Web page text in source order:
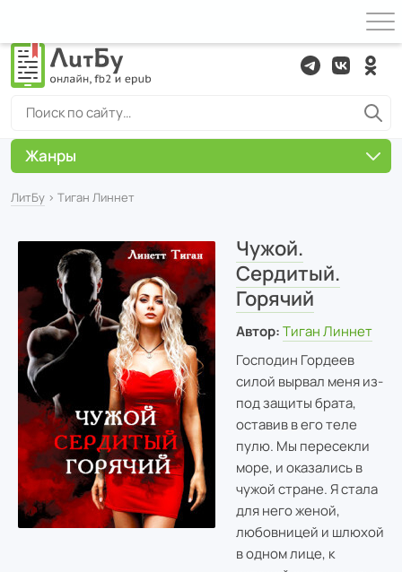
ЛитБу › Тиган Линнет
Чужой.
Сердитый.
Горячий
Автор: Тиган Линнет
Господин Гордеев
силой вырвал меня из-
под защиты брата,
оставив в его теле
пулю. Мы пересекли
море, и оказались в
чужой стране. Я стала
для него женой,
любовницей и шлюхой
в одном лице, к
Жанры